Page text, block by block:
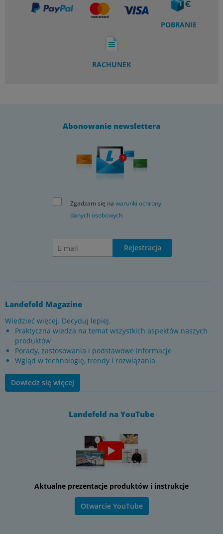
POBRANIE
RACHUNEK
Abonowanie newslettera
Zgadzam się na warunki ochrony
danych osobowych
Rejestracja
Landefeld Magazine
Wiedzieć więcej. Decyduj lepiej.
Praktyczna wiedza na temat wszystkich aspektów naszych
produktów
Porady, zastosowania i podstawowe informacje
Wgląd w technologię, trendy i rozwiązania
Dowiedz się więcej
Landefeld na YouTube
Aktualne prezentacje produktów i instrukcje
Otwarcie YouTube